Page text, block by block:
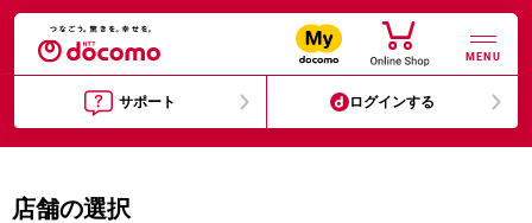
MENU
サポート ログインする
店舗の選択